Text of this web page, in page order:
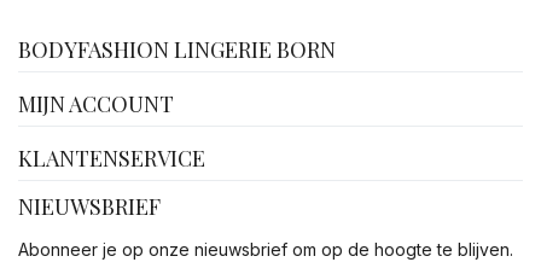
BODYFASHION LINGERIE BORN
MIJN ACCOUNT
KLANTENSERVICE
NIEUWSBRIEF
Abonneer je op onze nieuwsbrief om op de hoogte te blijven.